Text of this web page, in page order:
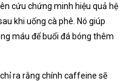
cứu chứng minh hiệu quả hệ
khi uống cà phê. Nó giúp
máu để buổi đá bóng thêm
ra rằng chính caffeine sẽ